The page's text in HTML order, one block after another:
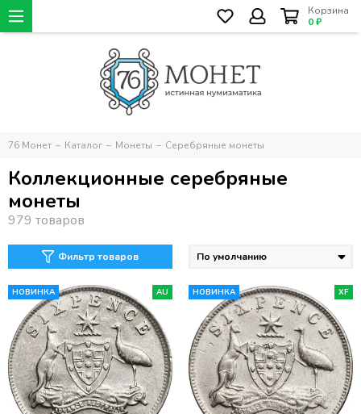
Корзина
0 ₽
76 Монет Каталог Монеты Серебряные монеты
Коллекционные серебряные
монеты
Фильтр товаров
НОВИНКА AU НОВИНКА XF